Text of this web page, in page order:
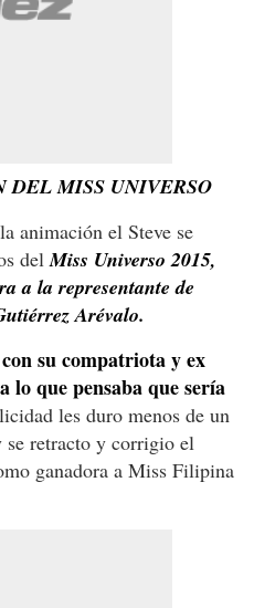
DEL MISS UNIVERSO
animación el Steve se
del Miss Universo 2015,
a la representante de
Arévalo.
su compatriota y ex
lo que pensaba que sería
les duro menos de un
se retracto y corrigio el
ganadora a Miss Filipina